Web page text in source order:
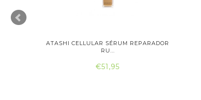
ATASHI CELLULAR SÉRUM REPARADOR
RU...
€51,95